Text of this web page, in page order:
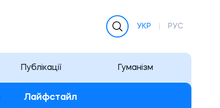
УКР РУС
Публікації Гуманізм
Лайфстайл